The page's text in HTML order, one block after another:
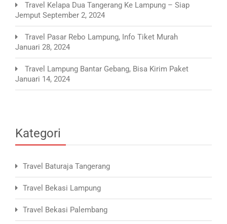
Travel Kelapa Dua Tangerang Ke Lampung – Siap
Jemput September 2, 2024
Travel Pasar Rebo Lampung, Info Tiket Murah
Januari 28, 2024
Travel Lampung Bantar Gebang, Bisa Kirim Paket
Januari 14, 2024
Kategori
Travel Baturaja Tangerang
Travel Bekasi Lampung
Travel Bekasi Palembang